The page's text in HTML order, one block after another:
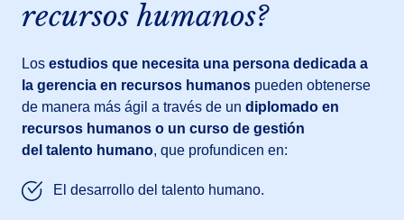
recursos humanos?
Los estudios que necesita una persona dedicada a
la gerencia en recursos humanos pueden obtenerse
de manera más ágil a través de un diplomado en
recursos humanos o un curso de gestión
del talento humano, que profundicen en:
El desarrollo del talento humano.